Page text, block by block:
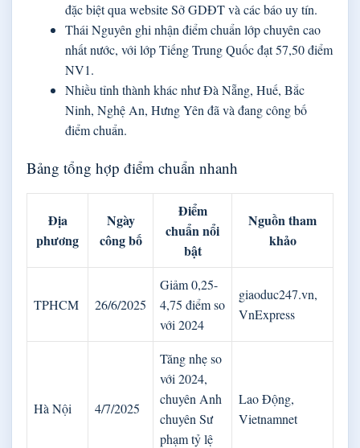
đặc biệt qua website Sở GDĐT và các báo uy tín.
Thái Nguyên ghi nhận điểm chuẩn lớp chuyên cao
nhất nước, với lớp Tiếng Trung Quốc đạt 57,50 điểm
NV1.
Nhiều tỉnh thành khác như Đà Nẵng, Huế, Bắc
Ninh, Nghệ An, Hưng Yên đã và đang công bố
điểm chuẩn.
Bảng tổng hợp điểm chuẩn nhanh
Địa
phương
Ngày
công bố
Điểm
chuẩn nổi
bật
Nguồn tham
khảo
TPHCM 26/6/2025
Giảm 0,25-
4,75 điểm so
với 2024
giaoduc247.vn,
VnExpress
Hà Nội 4/7/2025
Tăng nhẹ so
với 2024,
chuyên Anh
chuyên Sư
phạm tỷ lệ
Lao Động,
Vietnamnet